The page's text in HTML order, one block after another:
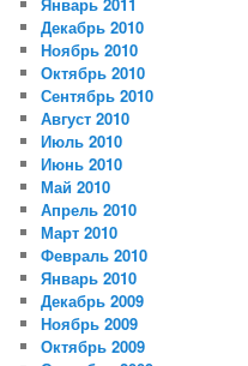
Декабрь 2010
Ноябрь 2010
Октябрь 2010
Сентябрь 2010
Август 2010
Июль 2010
Июнь 2010
Май 2010
Апрель 2010
Март 2010
Февраль 2010
Январь 2010
Декабрь 2009
Ноябрь 2009
Октябрь 2009